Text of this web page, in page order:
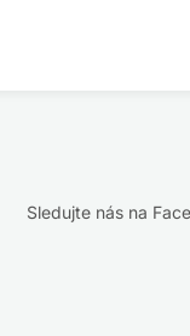
Sledujte nás na